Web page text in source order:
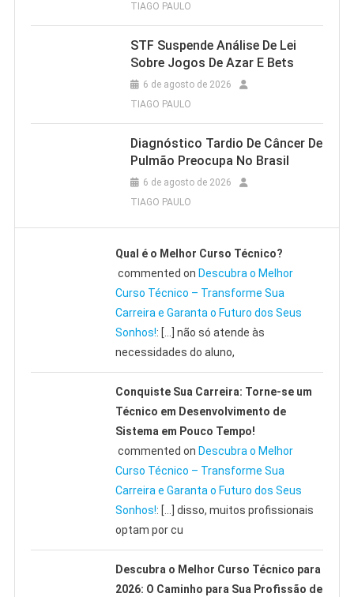
TIAGO PAULO
STF Suspende Análise De Lei
Sobre Jogos De Azar E Bets
6 de agosto de 2026
TIAGO PAULO
Diagnóstico Tardio De Câncer De
Pulmão Preocupa No Brasil
6 de agosto de 2026
TIAGO PAULO
Qual é o Melhor Curso Técnico?
commented on Descubra o Melhor
Curso Técnico – Transforme Sua
Carreira e Garanta o Futuro dos Seus
Sonhos!: […] não só atende às
necessidades do aluno,
Conquiste Sua Carreira: Torne-se um
Técnico em Desenvolvimento de
Sistema em Pouco Tempo!
commented on Descubra o Melhor
Curso Técnico – Transforme Sua
Carreira e Garanta o Futuro dos Seus
Sonhos!: […] disso, muitos profissionais
optam por cu
Descubra o Melhor Curso Técnico para
2026: O Caminho para Sua Profissão de